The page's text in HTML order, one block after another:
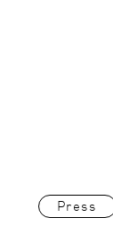
Press